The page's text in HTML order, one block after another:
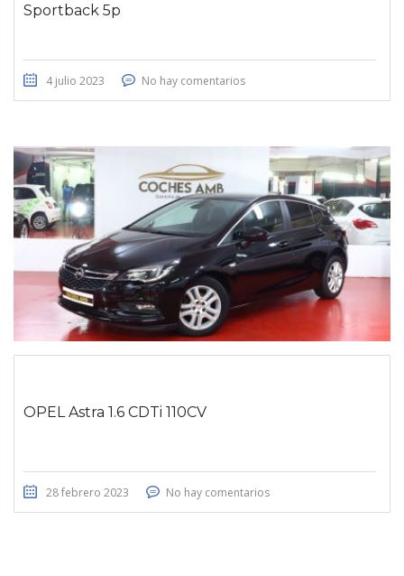
Sportback 5p
4 julio 2023 No hay comentarios
OPEL Astra 1.6 CDTi 110CV
28 febrero 2023 No hay comentarios